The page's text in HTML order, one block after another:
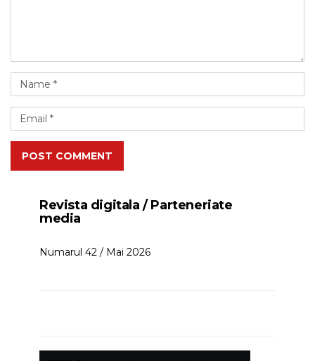
POST COMMENT
Revista digitala / Parteneriate
media
Numarul 42 / Mai 2026